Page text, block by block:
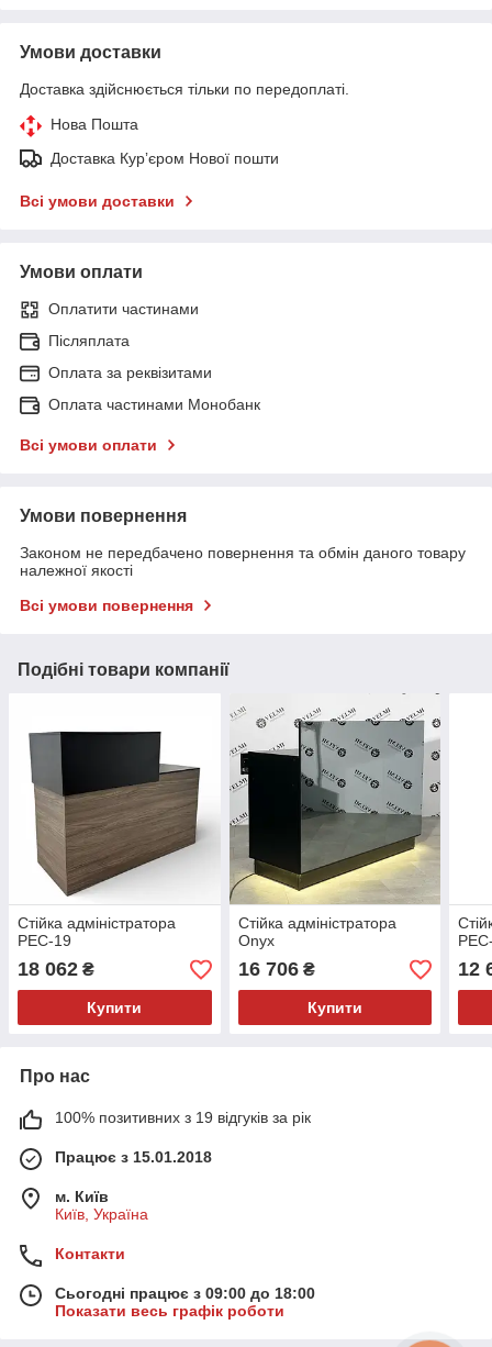
Умови доставки
Доставка здійснюється тільки по передоплаті.
Нова Пошта
Доставка Курʼєром Нової пошти
Всі умови доставки
Умови оплати
Оплатити частинами
Післяплата
Оплата за реквізитами
Оплата частинами Монобанк
Всі умови оплати
Умови повернення
Законом не передбачено повернення та обмін даного товару
належної якості
Всі умови повернення
Подібні товари компанії
Стійка адміністратора
PEC-19
18 062 ₴
Купити
Стійка адміністратора
Onyx
16 706₴
Купити
12
Про нас
100% позитивних з 19 відгуків за рік
Працює з 15.01.2018
м. Київ
Київ, Україна
Контакти
Сьогодні працює з 09:00 до 18:00
Показати весь графік роботи